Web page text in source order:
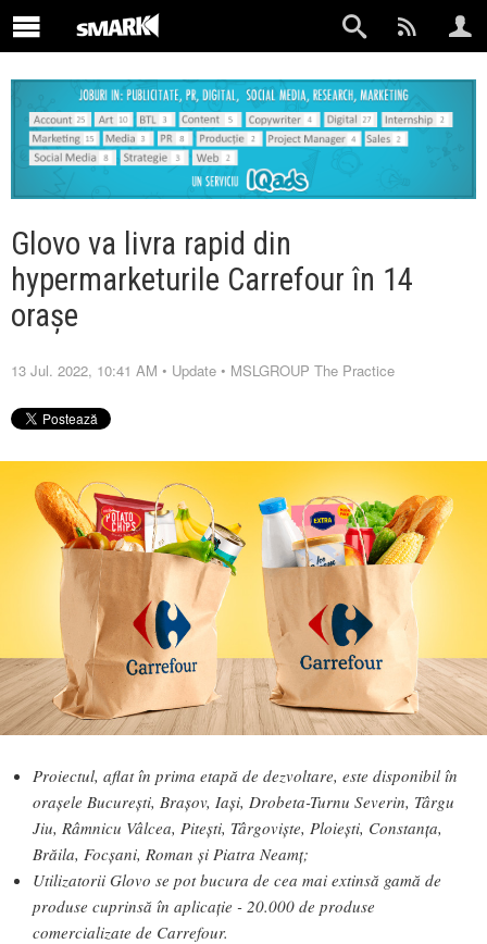
Glovo va livra rapid din
hypermarketurile Carrefour în 14
orașe
13 Jul. 2022, 10:41 AM • Update • MSLGROUP The Practice
Proiectul, aflat în prima etapă de dezvoltare, este disponibil în
orașele București, Brașov, Iași, Drobeta-Turnu Severin, Târgu
Jiu, Râmnicu Vâlcea, Pitești, Târgoviște, Ploiești, Constanța,
Brăila, Focșani, Roman și Piatra Neamț;
Utilizatorii Glovo se pot bucura de cea mai extinsă gamă de
produse cuprinsă în aplicație - 20.000 de produse
comercializate de Carrefour.